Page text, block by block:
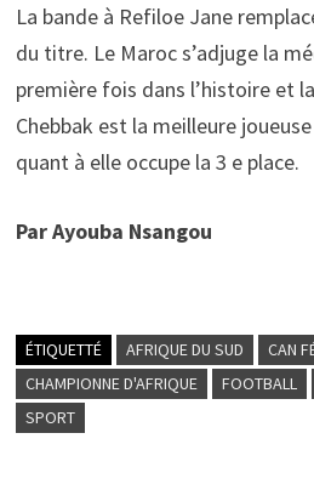
La bande à Refiloe Jane
du titre. Le Maroc s’adjuge la
première fois dans l’histoire et
Chebbak est la meilleure
quant à elle occupe la 3 e place.
Par Ayouba Nsangou
ÉTIQUETTÉ AFRIQUE DU SUD
CAN
CHAMPIONNE D'AFRIQUE
FOOTBALL
SPORT